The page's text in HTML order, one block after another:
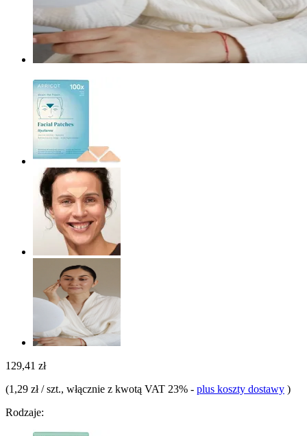
129,41 zł
(1,29 zł / szt., włącznie z kwotą VAT 23% - plus koszty dostawy )
Rodzaje: